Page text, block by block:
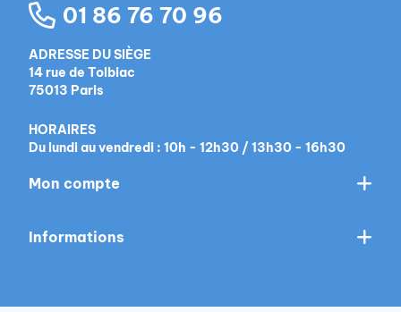
01 86 76 70 96
ADRESSE DU SIÈGE
14 rue de Tolbiac
75013 Paris
HORAIRES
Du lundi au vendredi : 10h - 12h30 / 13h30 - 16h30
Mon compte
Informations